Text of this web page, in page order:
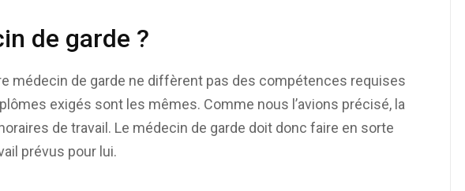
de garde ?
médecin de garde ne diffèrent pas des compétences requises
exigés sont les mêmes. Comme nous l’avions précisé, la
de travail. Le médecin de garde doit donc faire en sorte
prévus pour lui.